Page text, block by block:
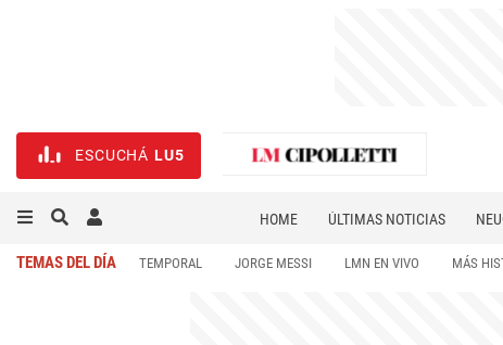
ESCUCHÁ LU5
HOME ÚLTIMAS NOTICIAS
TEMAS DEL DÍA TEMPORAL JORGE MESSI LMN EN VIVO MÁS